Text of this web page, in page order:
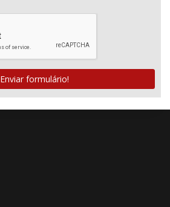
Enviar formulário!